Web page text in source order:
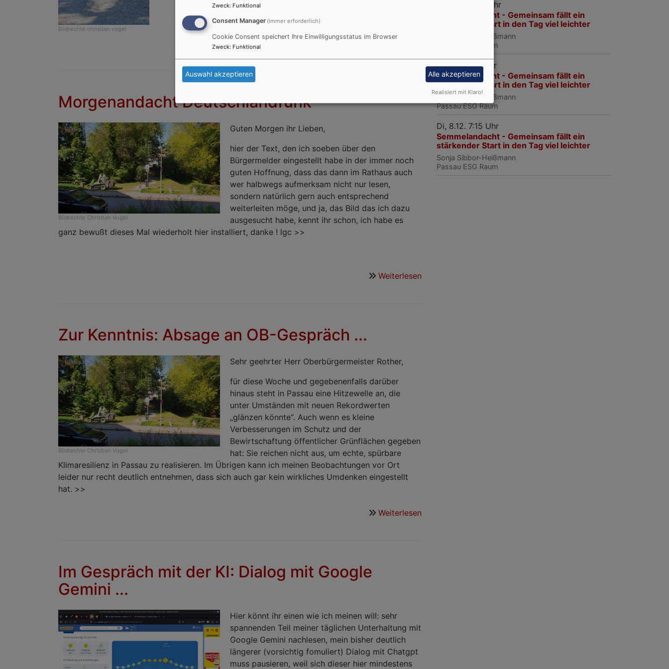
Bildrechte christian vogel
Bauhof
...
Morgenandacht Deutschlandfunk
Bildrechte Christian Vogel
Guten Morgen ihr Lieben,
hier der Text, den ich soeben über den
Bürgermelder eingestellt habe in der immer noch
guten Hoffnung, dass das dann im Rathaus auch
wer halbwegs aufmerksam nicht nur lesen,
sondern natürlich gern auch entsprechend
weiterleiten möge, und ja, das Bild das ich dazu
ausgesucht habe, kennt ihr schon, ich habe es
ganz bewußt dieses Mal wiederholt hier installiert, danke ! lgc >>
Weiterlesen
Zur Kenntnis: Absage an OB-Gespräch ...
Bildrechte Christian Vogel
Sehr geehrter Herr Oberbürgermeister Rother,
für diese Woche und gegebenenfalls darüber
hinaus steht in Passau eine Hitzewelle an, die
unter Umständen mit neuen Rekordwerten
„glänzen könnte“. Auch wenn es kleine
Verbesserungen im Schutz und der
Bewirtschaftung öffentlicher Grünflächen gegeben
hat: Sie reichen nicht aus, um echte, spürbare
Klimaresilienz in Passau zu realisieren. Im Übrigen kann ich meinen Beobachtungen vor Ort
leider nur recht deutlich entnehmen, dass sich auch gar kein wirkliches Umdenken eingestellt
hat. >>
Weiterlesen
Im Gespräch mit der KI: Dialog mit Google
Gemini ...
Hier könnt ihr einen wie ich meinen will: sehr
spannenden Teil meiner täglichen Unterhaltung mit
Google Gemini nachlesen, mein bisher deutlich
längerer (vorsichtig fomuliert) Dialog mit Chatgpt
muss pausieren, weil sich dieser hier mindestens
Di, 24.11. 7:15 Uhr
Semmelandacht - Gemeinsam fällt ein
stärkender Start in den Tag viel leichter
Sonja Sibbor-Heißmann
ESG Raum
Di, 1.12. 7:15 Uhr
Semmelandacht - Gemeinsam fällt ein
stärkender Start in den Tag viel leichter
Sonja Sibbor-Heißmann
Passau ESG Raum
Di, 8.12. 7:15 Uhr
Semmelandacht - Gemeinsam fällt ein
stärkender Start in den Tag viel leichter
Sonja Sibbor-Heißmann
Passau ESG Raum
Zweck: Funktional
Consent Manager (immer erforderlich)
Cookie Consent speichert Ihre Einwilligungsstatus im Browser
Zweck: Funktional
Auswahl akzeptieren Alle akzeptieren
Realisiert mit Klaro!